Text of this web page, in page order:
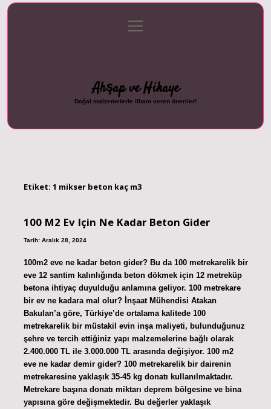
Gizlilik Politikası
menüyü
aç
Ahşap ve Hikaye
Doğal malzemelerle ilham veren öneriler!
Etiket: 1 mikser beton kaç m3
100 M2 Ev Için Ne Kadar Beton Gider
Tarih: Aralık 28, 2024
100m2 eve ne kadar beton gider? Bu da 100 metrekarelik bir
eve 12 santim kalınlığında beton dökmek için 12 metreküp
betona ihtiyaç duyulduğu anlamına geliyor. 100 metrekare
bir ev ne kadara mal olur? İnşaat Mühendisi Atakan
Bakulan’a göre, Türkiye’de ortalama kalitede 100
metrekarelik bir müstakil evin inşa maliyeti, bulunduğunuz
şehre ve tercih ettiğiniz yapı malzemelerine bağlı olarak
2.400.000 TL ile 3.000.000 TL arasında değişiyor. 100 m2
eve ne kadar demir gider? 100 metrekarelik bir dairenin
metrekaresine yaklaşık 35-45 kg donatı kullanılmaktadır.
Metrekare başına donatı miktarı deprem bölgesine ve bina
yapısına göre değişmektedir. Bu değerler yaklaşık